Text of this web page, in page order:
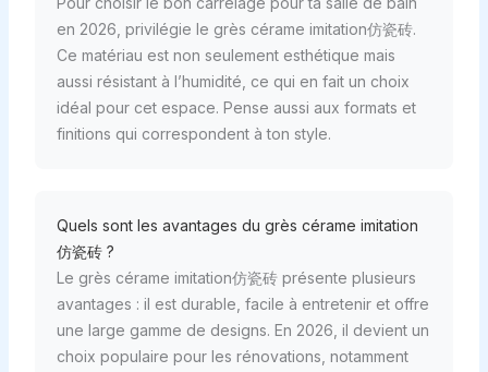
en 2026, privilégie le grès cérame imitation仿瓷砖.
Ce matériau est non seulement esthétique mais
aussi résistant à l’humidité, ce qui en fait un choix
idéal pour cet espace. Pense aussi aux formats et
finitions qui correspondent à ton style.
Quels sont les avantages du grès cérame imitation
仿瓷砖 ?
Le grès cérame imitation仿瓷砖 présente plusieurs
avantages : il est durable, facile à entretenir et offre
une large gamme de designs. En 2026, il devient un
choix populaire pour les rénovations, notamment